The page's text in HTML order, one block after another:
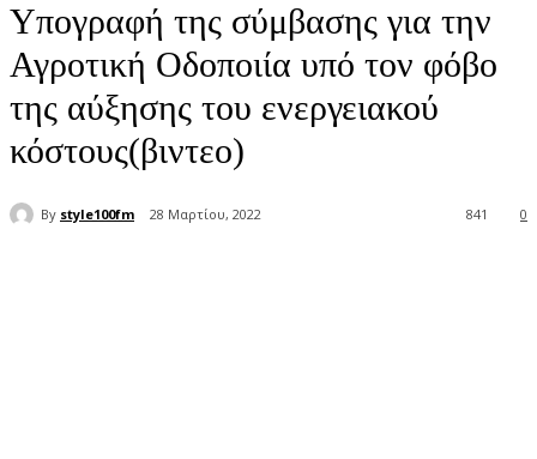
Υπογραφή της σύμβασης για την
Αγροτική Οδοποιία υπό τον φόβο
της αύξησης του ενεργειακού
κόστους(βιντεο)
By style100fm 28 Μαρτίου, 2022 0
841